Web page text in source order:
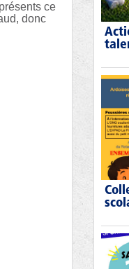
ce
donc